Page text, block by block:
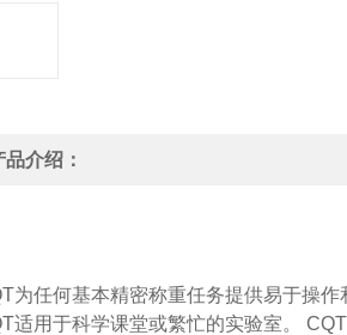
品介绍：
为任何基本精密称重任务提供易于操
适用于科学课堂或繁忙的实验室。